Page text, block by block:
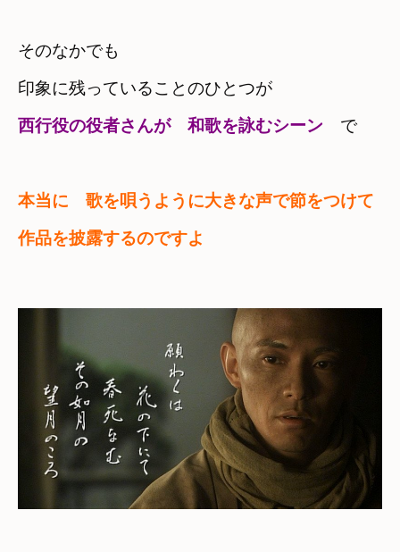
そのなかでも
印象に残っていることのひとつが
西行役の役者さんが　和歌を詠むシーン で
本当に　歌を唄うように大きな声で節をつけて
作品を披露するのですよ